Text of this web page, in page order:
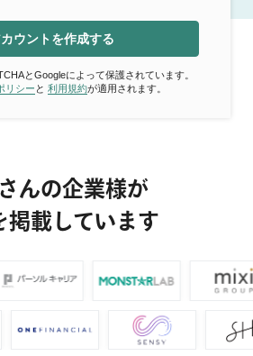
ウントを作成する
とGoogleによって保護されています。
リシー と 利用規約が適用されます。
んの企業様が
掲載しています